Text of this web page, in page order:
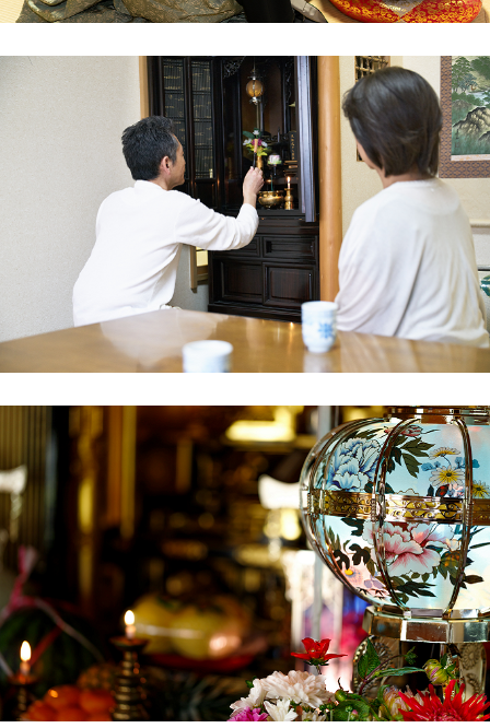
壇を処分し、新しいリビングに合うモダンな仏
壇に買い替えることになりました。長年、家族
の歴史を見守ってくれた仏壇ですので、最後は
感謝を込めて送り出したいと思い、供養実績が
豊富な一休堂さんに依頼しました。ホームペー
ジの「お客様の声」を読み、信頼できそうだと
感じたのも理由の一つです。
事前相談では、古い位牌や遺影の取り扱いにつ
いても親身にアドバイスをいただきました。引
き取り当日は、風が強い日でしたが、仏壇が傷
つかないよう丁寧に梱包して搬出してください
ました。作業前の読経も形式的なものではな
く、僧侶やスタッフの方の誠実な人柄が伝わっ
費用も明朗会計で、追加請求などは一切なし。
酒田市で仏壇の供養・処分を検討されている方
は、一休堂さんに相談すれば間違いないと思い
ます。